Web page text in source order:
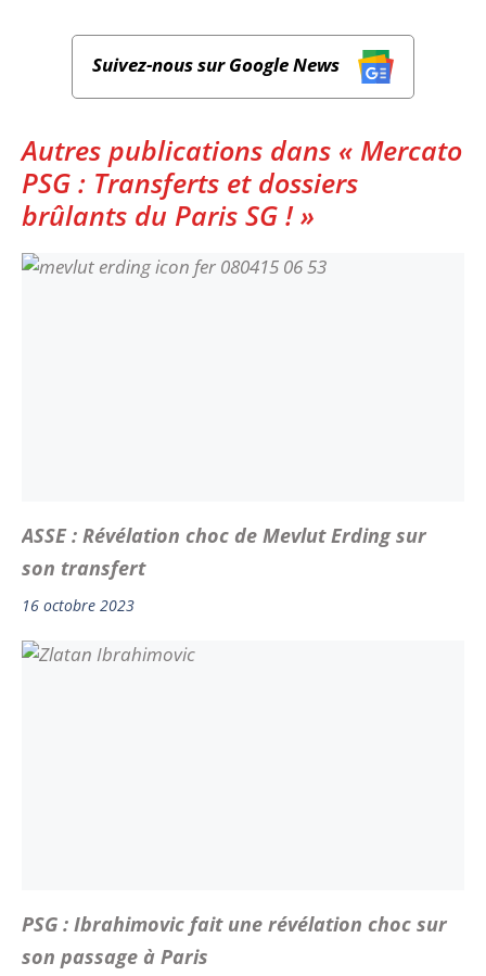
Suivez-nous sur Google News
Autres publications dans « Mercato
PSG : Transferts et dossiers
brûlants du Paris SG ! »
ASSE : Révélation choc de Mevlut Erding sur
son transfert
16 octobre 2023
PSG : Ibrahimovic fait une révélation choc sur
son passage à Paris